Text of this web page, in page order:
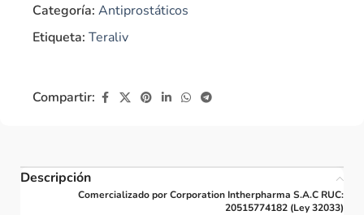
Categoría: Antiprostáticos
Etiqueta: Teraliv
Compartir:
Descripción
Comercializado por Corporation Intherpharma S.A.C RUC:
20515774182 (Ley 32033)